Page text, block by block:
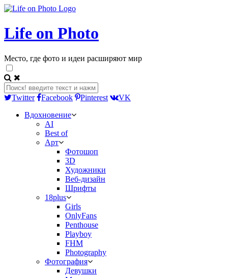
Life on Photo
Место, где фото и идеи расширяют мир
Twitter Facebook Pinterest
VK
Вдохновение
AI
Best of
Арт
Фотошоп
3D
Художники
Веб-дизайн
Шрифты
18plus
Girls
OnlyFans
Penthouse
Playboy
FHM
Photography
Фотография
Девушки